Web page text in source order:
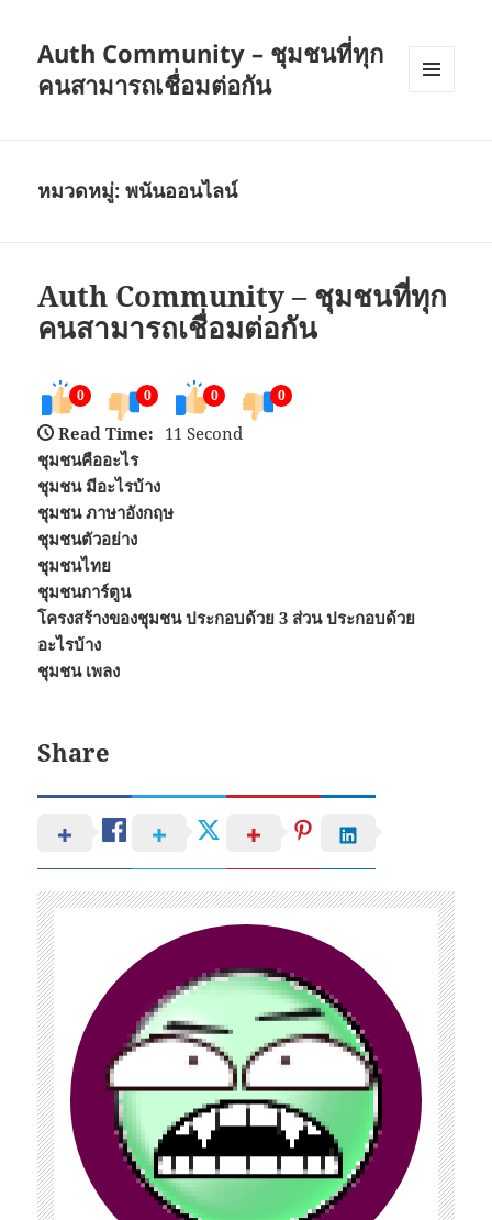
Auth Community – ชุมชนที่ทุก
คนสามารถเชื่อมต่อกัน
หมวดหมู่:พนันออนไลน์
Auth Community – ชุมชนที่ทุก
คนสามารถเชื่อมต่อกัน
0 0 0 0
Read Time: 11 Second
ชุมชนคืออะไร
ชุมชน มีอะไรบ้าง
ชุมชน ภาษาอังกฤษ
ชุมชนตัวอย่าง
ชุมชนไทย
ชุมชนการ์ตูน
โครงสร้างของชุมชน ประกอบด้วย 3 ส่วน ประกอบด้วย
อะไรบ้าง
ชุมชน เพลง
Share